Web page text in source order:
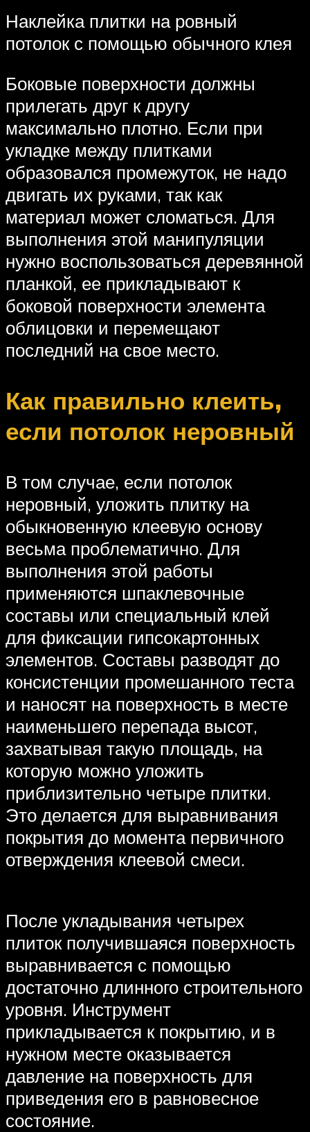
Наклейка плитки на ровный
потолок с помощью обычного клея
Боковые поверхности должны
прилегать друг к другу
максимально плотно. Если при
укладке между плитками
образовался промежуток, не надо
двигать их руками, так как
материал может сломаться. Для
выполнения этой манипуляции
нужно воспользоваться деревянной
планкой, ее прикладывают к
боковой поверхности элемента
облицовки и перемещают
последний на свое место.
Как правильно клеить,
если потолок неровный
В том случае, если потолок
неровный, уложить плитку на
обыкновенную клеевую основу
весьма проблематично. Для
выполнения этой работы
применяются шпаклевочные
составы или специальный клей
для фиксации гипсокартонных
элементов. Составы разводят до
консистенции промешанного теста
и наносят на поверхность в месте
наименьшего перепада высот,
захватывая такую площадь, на
которую можно уложить
приблизительно четыре плитки.
Это делается для выравнивания
покрытия до момента первичного
отверждения клеевой смеси.
После укладывания четырех
плиток получившаяся поверхность
выравнивается с помощью
достаточно длинного строительного
уровня. Инструмент
прикладывается к покрытию, и в
нужном месте оказывается
давление на поверхность для
приведения его в равновесное
состояние.